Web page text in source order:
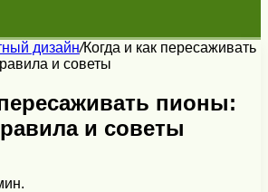
дизайн/Когда и как пересаживать
и советы
пионы:
и советы